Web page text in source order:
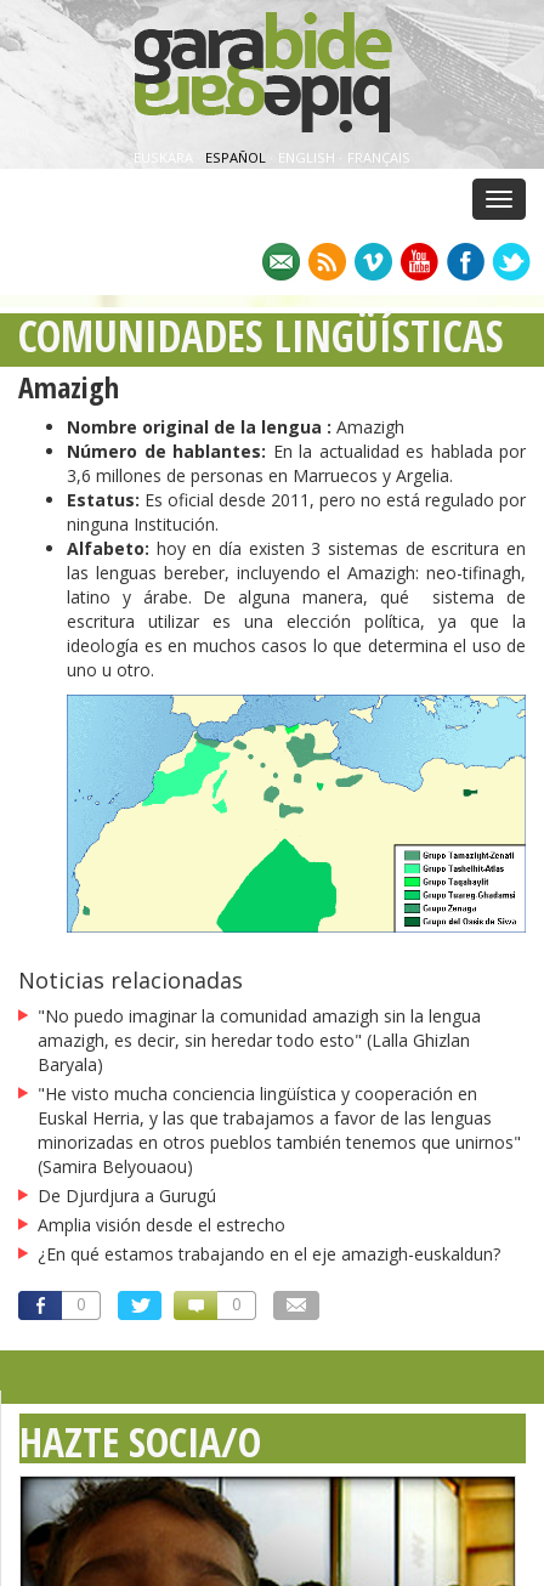
EUSKARA ESPAÑOL · ENGLISH · FRANÇAIS
COMUNIDADES LINGÜÍSTICAS
Amazigh
Nombre original de la lengua : Amazigh
Número de hablantes: En la actualidad es hablada por
3,6 millones de personas en Marruecos y Argelia.
Estatus: Es oficial desde 2011, pero no está regulado por
ninguna Institución.
Alfabeto: hoy en día existen 3 sistemas de escritura en
las lenguas bereber, incluyendo el Amazigh: neo-tifinagh,
latino y árabe. De alguna manera, qué sistema de
escritura utilizar es una elección política, ya que la
ideología es en muchos casos lo que determina el uso de
uno u otro.
Noticias relacionadas
"No puedo imaginar la comunidad amazigh sin la lengua
amazigh, es decir, sin heredar todo esto" (Lalla Ghizlan
Baryala)
"He visto mucha conciencia lingüística y cooperación en
Euskal Herria, y las que trabajamos a favor de las lenguas
minorizadas en otros pueblos también tenemos que unirnos"
(Samira Belyouaou)
De Djurdjura a Gurugú
Amplia visión desde el estrecho
¿En qué estamos trabajando en el eje amazigh-euskaldun?
0 0
HAZTE SOCIA/O